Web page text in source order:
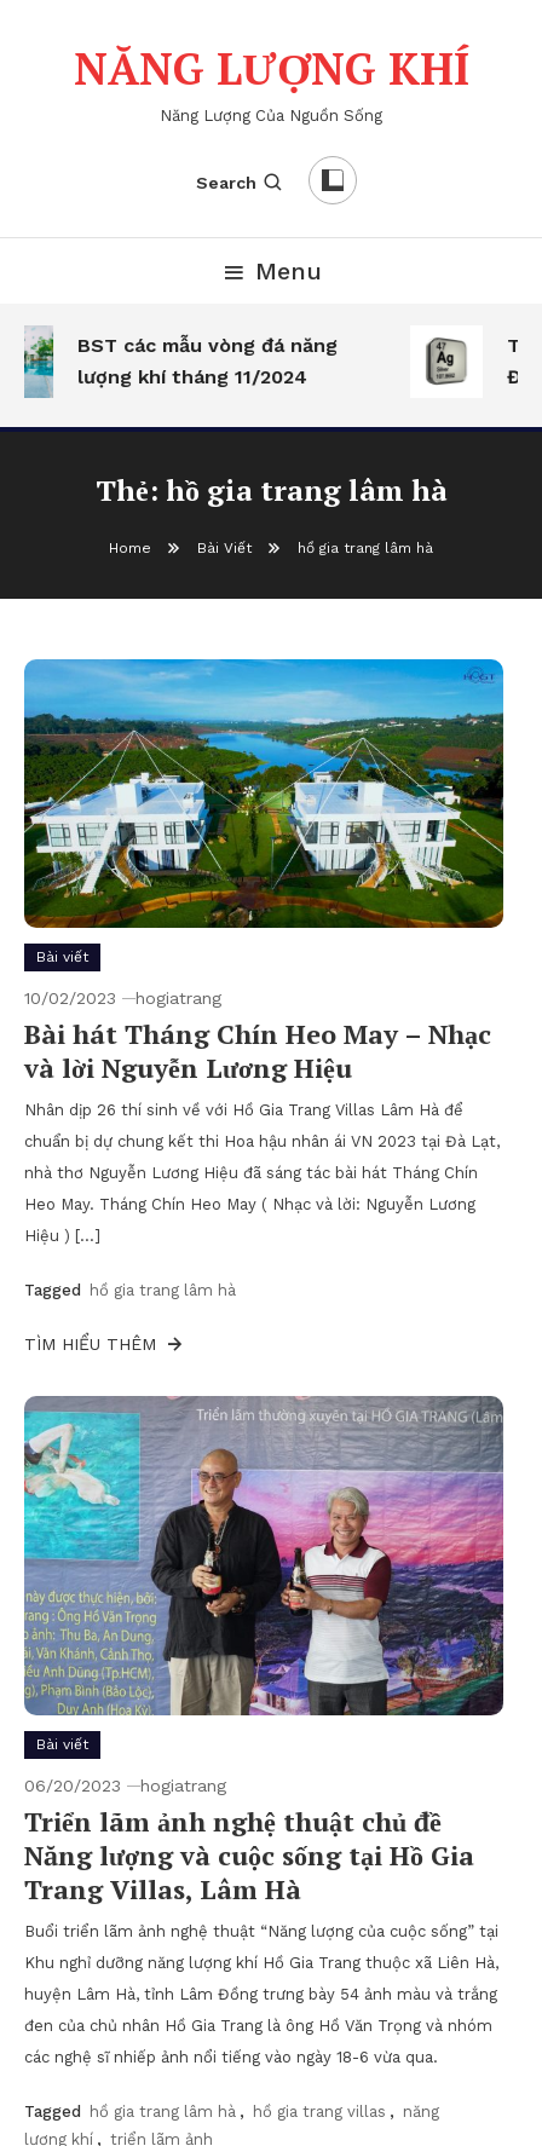
NĂNG LƯỢNG KHÍ
Năng Lượng Của Nguồn Sống
Search
Menu
BST các mẫu vòng đá năng
lượng khí tháng 11/2024
Thẻ: hồ gia trang lâm hà
Home Bài Viết hồ gia trang lâm hà
Bài viết
10/02/2023 hogiatrang
Bài hát Tháng Chín Heo May – Nhạc
và lời Nguyễn Lương Hiệu
Nhân dịp 26 thí sinh về với Hồ Gia Trang Villas Lâm Hà để
chuẩn bị dự chung kết thi Hoa hậu nhân ái VN 2023 tại Đà Lạt,
nhà thơ Nguyễn Lương Hiệu đã sáng tác bài hát Tháng Chín
Heo May. Tháng Chín Heo May ( Nhạc và lời: Nguyễn Lương
Hiệu ) […]
Tagged hồ gia trang lâm hà
TÌM HIỂU THÊM
Bài viết
06/20/2023 hogiatrang
Triển lãm ảnh nghệ thuật chủ đề
Năng lượng và cuộc sống tại Hồ Gia
Trang Villas, Lâm Hà
Buổi triển lãm ảnh nghệ thuật “Năng lượng của cuộc sống” tại
Khu nghỉ dưỡng năng lượng khí Hồ Gia Trang thuộc xã Liên Hà,
huyện Lâm Hà, tỉnh Lâm Đồng trưng bày 54 ảnh màu và trắng
đen của chủ nhân Hồ Gia Trang là ông Hồ Văn Trọng và nhóm
các nghệ sĩ nhiếp ảnh nổi tiếng vào ngày 18-6 vừa qua.
Tagged hồ gia trang lâm hà , hồ gia trang villas , năng
lượng khí , triển lãm ảnh